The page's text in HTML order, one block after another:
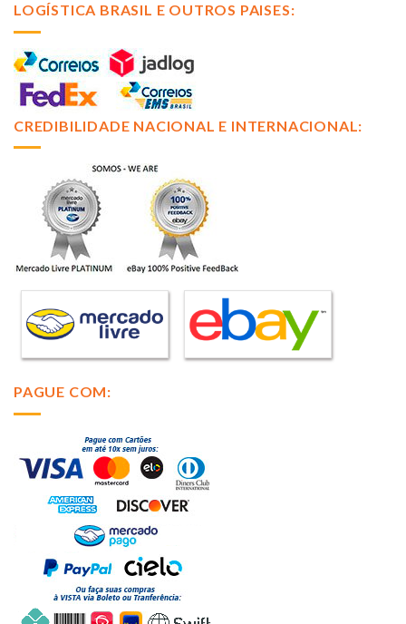
LOGÍSTICA BRASIL E OUTROS PAISES:
CREDIBILIDADE NACIONAL E INTERNACIONAL:
PAGUE COM: